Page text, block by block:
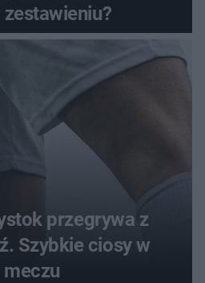
przegrywa z
Szybkie ciosy w
meczu